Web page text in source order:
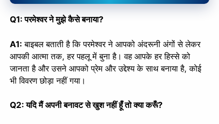
Q1: परमेश्वर ने मुझे कैसे बनाया?
A1: बाइबल बताती है कि परमेश्वर ने आपको अंदरूनी अंगों से लेकर
आपकी आत्मा तक, हर पहलू में बुना है। वह आपके हर हिस्से को
जानता है और उसने आपको प्रेम और उद्देश्य के साथ बनाया है, कोई
भी विवरण छोड़ा नहीं गया।
Q2: यदि मैं अपनी बनावट से खुश नहीं हूँ तो क्या करूँ?